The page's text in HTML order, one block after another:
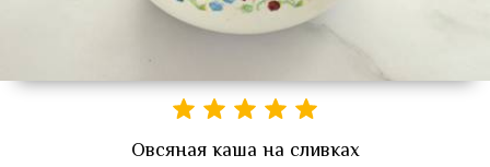
Овсяная каша на сливках